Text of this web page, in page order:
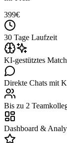
399€
30 Tage Laufzeit
KI-gestütztes
Direkte Chats mit
Bis zu 2
Dashboard &